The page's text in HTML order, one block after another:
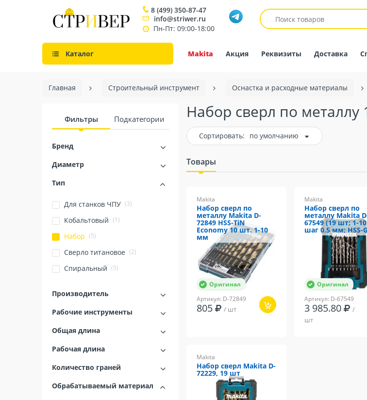
8 (499) 350-87-47
info@striwer.ru
Пн-Пт: 09:00-18:00
Каталог Makita Акция Реквизиты Доставка
Главная Строительный инструмент Оснастка и расходные материалы
Фильтры Подкатегории
Бренд
Диаметр
Тип
Для станков ЧПУ (3)
Кобальтовый (1)
Набор (5)
Сверло титановое (2)
Спиральный (5)
Производитель
Рабочие инструменты
Общая длина
Рабочая длина
Количество граней
Обрабатываемый материал
Набор сверл по металлу
Сортировать: по умолчанию
Товары
Makita
Набор сверл по
металлу Makita D-
72849 HSS-TiN
Economy 10 шт. 1-10
мм
Оригинал
Артикул: D-72849
805 / шт
Makita
Набор сверл по
металлу Makita
67549 (19 шт; 1-
шаг 0.5 мм; HSS-
Оригинал
Артикул: D-67549
3 985.80
/
шт
Makita
Набор сверл Makita D-
72229, 19 шт